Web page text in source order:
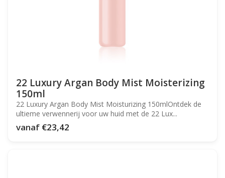
22 Luxury Argan Body Mist Moisterizing
150ml
22 Luxury Argan Body Mist Moisturizing 150mlOntdek de
ultieme verwennerij voor uw huid met de 22 Lux...
vanaf €23,42